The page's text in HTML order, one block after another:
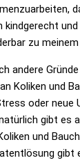
kindgerecht
zu
andere
Koliken und
oder neue
gibt es
und
gibt